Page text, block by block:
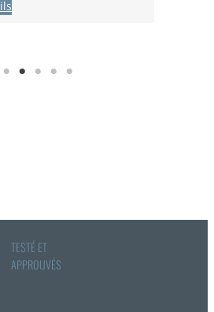
TESTÉ ET
APPROUVÉS